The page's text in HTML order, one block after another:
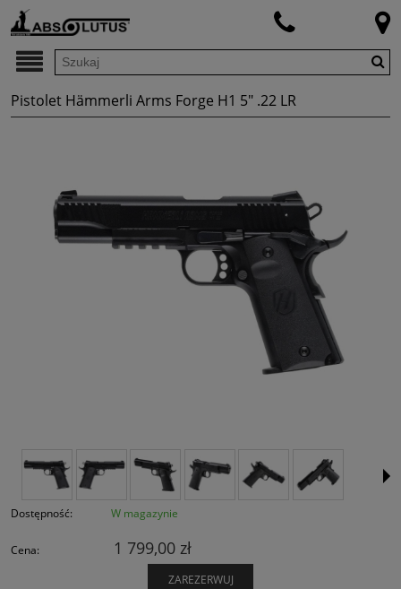
Pistolet Hämmerli Arms Forge H1 5" .22 LR
Dostępność: W magazynie
Cena: 1 799,00 zł
ZAREZERWUJ